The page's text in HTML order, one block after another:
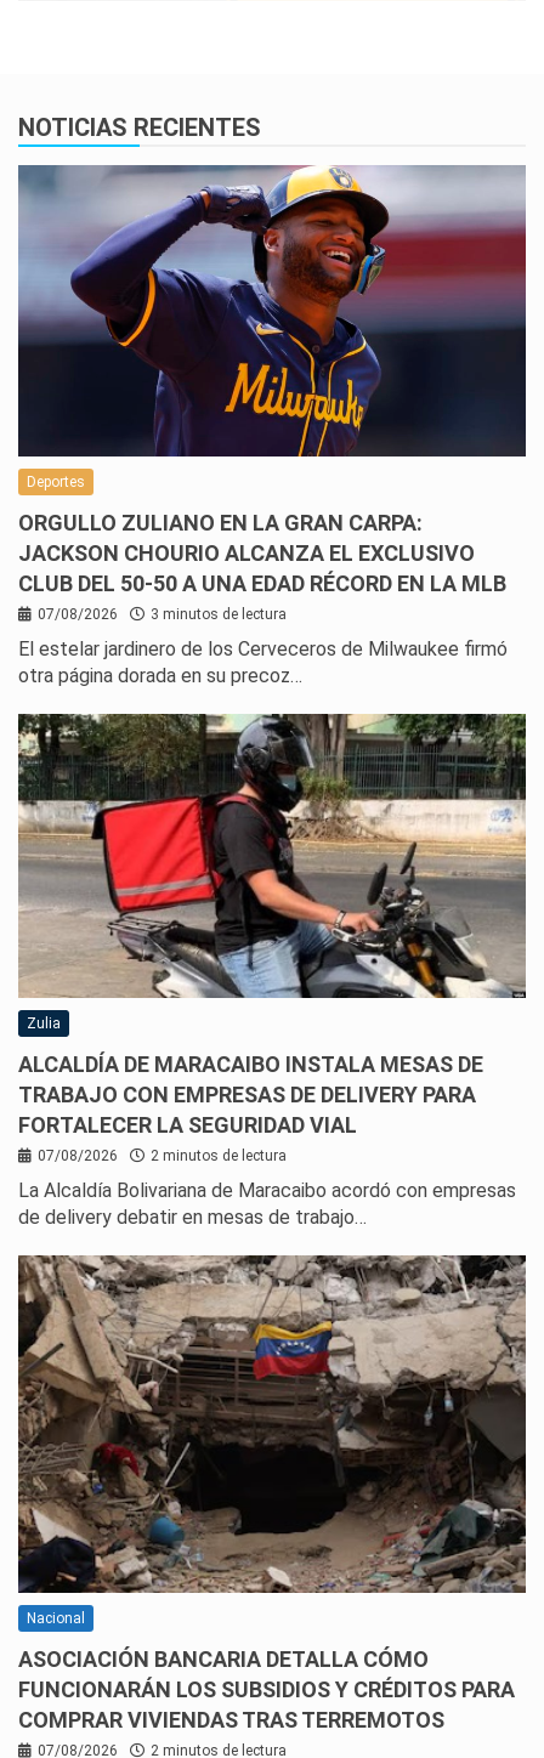
NOTICIAS RECIENTES
Deportes
ORGULLO ZULIANO EN LA GRAN CARPA:
JACKSON CHOURIO ALCANZA EL EXCLUSIVO
CLUB DEL 50-50 A UNA EDAD RÉCORD EN LA MLB
07/08/2026 3 minutos de lectura
El estelar jardinero de los Cerveceros de Milwaukee firmó
otra página dorada en su precoz…
Zulia
ALCALDÍA DE MARACAIBO INSTALA MESAS DE
TRABAJO CON EMPRESAS DE DELIVERY PARA
FORTALECER LA SEGURIDAD VIAL
07/08/2026 2 minutos de lectura
La Alcaldía Bolivariana de Maracaibo acordó con empresas
de delivery debatir en mesas de trabajo…
Nacional
ASOCIACIÓN BANCARIA DETALLA CÓMO
FUNCIONARÁN LOS SUBSIDIOS Y CRÉDITOS PARA
COMPRAR VIVIENDAS TRAS TERREMOTOS
07/08/2026 2 minutos de lectura